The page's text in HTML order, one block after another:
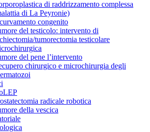
di raddrizzamento complessa
di La Peyronie)
congenito
del testicolo: intervento di
tumorectomia testicolare
del pene l’intervento
chirurgico e microchirurgia degli
radicale robotica
della vescica